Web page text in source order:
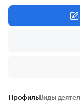
ПрофильВиды